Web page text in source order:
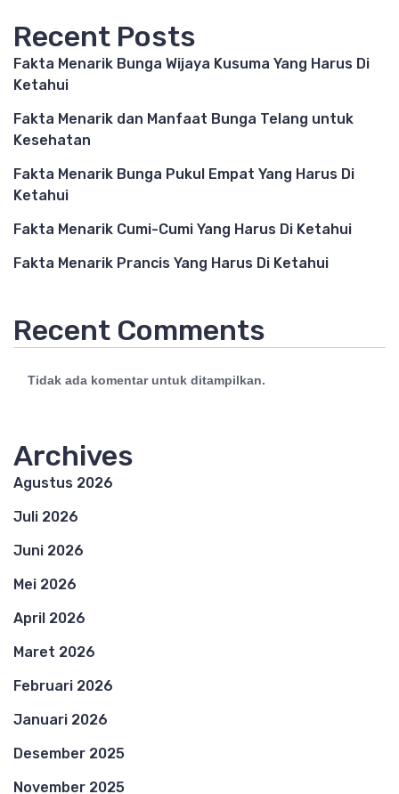
Recent Posts
Fakta Menarik Bunga Wijaya Kusuma Yang Harus Di
Ketahui
Fakta Menarik dan Manfaat Bunga Telang untuk
Kesehatan
Fakta Menarik Bunga Pukul Empat Yang Harus Di
Ketahui
Fakta Menarik Cumi-Cumi Yang Harus Di Ketahui
Fakta Menarik Prancis Yang Harus Di Ketahui
Recent Comments
Tidak ada komentar untuk ditampilkan.
Archives
Agustus 2026
Juli 2026
Juni 2026
Mei 2026
April 2026
Maret 2026
Februari 2026
Januari 2026
Desember 2025
November 2025